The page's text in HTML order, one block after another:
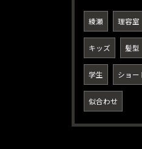
綾瀬 理容室
キッズ 髪型
学生 ショー
似合わせ